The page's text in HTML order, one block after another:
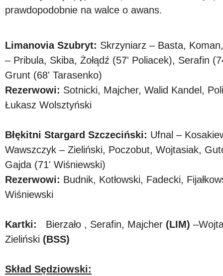
prawdopodobnie na walce o awans.
Limanovia Szubryt: Skrzyniarz – Basta,
– Pribula, Skiba, Żołądź (57' Poliacek), Serafin
Grunt (68' Tarasenko)
Rezerwowi: Sotnicki, Majcher, Walid Kandel,
Łukasz Wolsztyński
Błękitni Stargard Szczeciński: Ufnal –
Wawszczyk – Zieliński, Poczobut, Wojtasiak,
Gajda (71' Wiśniewski)
Rezerwowi: Budnik, Kotłowski, Fadecki,
Wiśniewski
Kartki: Bierzało , Serafin, Majcher (LIM)
Zieliński (BSS)
Skład Sędziowski: